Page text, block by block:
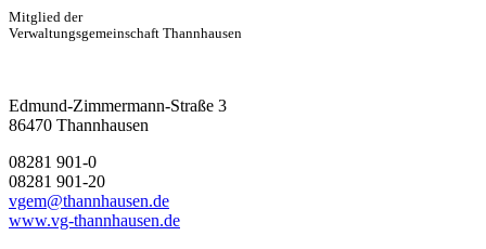
Mitglied der
Verwaltungsgemeinschaft Thannhausen
Edmund-Zimmermann-Straße 3
86470 Thannhausen
08281 901-0
08281 901-20
vgem@thannhausen.de
www.vg-thannhausen.de